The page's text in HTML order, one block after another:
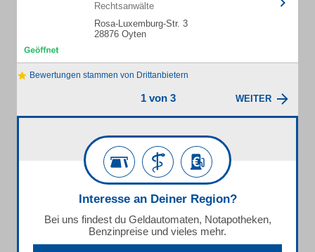
Rechtsanwälte
Rosa-Luxemburg-Str. 3
28876 Oyten
Bewertungen stammen von Drittanbietern
1 von 3 WEITER
Interesse an Deiner Region?
Bei uns findest du Geldautomaten, Notapotheken,
Benzinpreise und vieles mehr.